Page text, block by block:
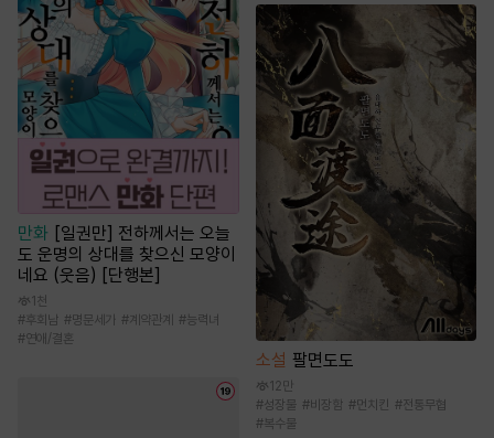
만화
[일권만] 전하께서는 오늘
도 운명의 상대를 찾으신 모양이
네요 (웃음) [단행본]
1천
#후회남 #명문세가 # 계약관계 #능력녀
#연애/결혼
소설 팔면도도
12만
#성장물 #비장함 #먼치킨 #전통무협
#복수물